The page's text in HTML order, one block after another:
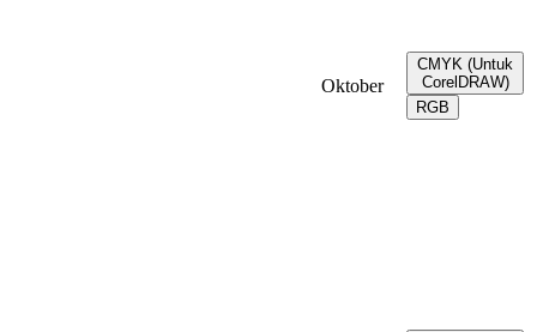
Oktober
CMYK (Untuk
CorelDRAW)
RGB